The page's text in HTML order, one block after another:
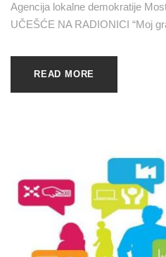
Agencija lokalne demokratije
UČEŠĆE NA RADIONICI “Moj
READ MORE